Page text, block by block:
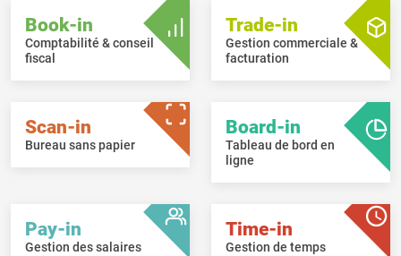
Book-in
Comptabilité & conseil
fiscal
Trade-in
Gestion commerciale &
facturation
Scan-in
Bureau sans papier
Board-in
Tableau de bord en
ligne
Pay-in
Gestion des salaires
Time-in
Gestion de temps